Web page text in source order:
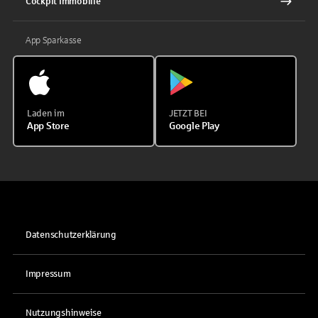
App Sparkasse
Laden im
App Store
JETZT BEI
Google Play
Datenschutzerklärung
Impressum
Nutzungshinweise